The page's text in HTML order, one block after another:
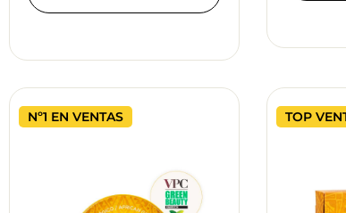
Nº1 EN VENTAS TOP